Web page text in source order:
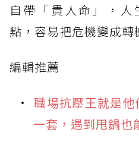
自帶「貴人命」，
點，容易把危機變成轉
編輯推薦
職場抗壓王就是
一套，遇到甩鍋也